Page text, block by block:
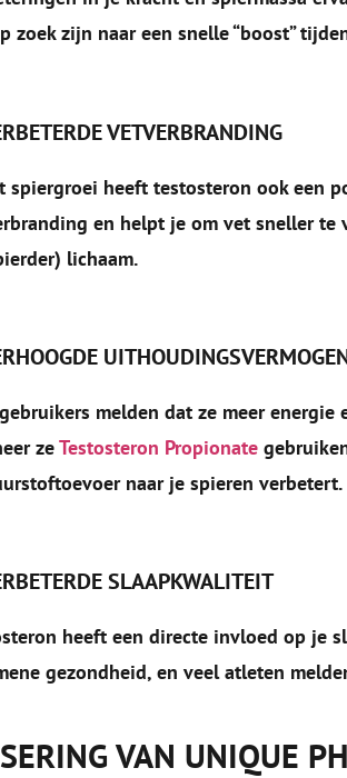
zoek zijn naar een snelle “boost”
VETVERBRANDING
spiergroei heeft testosteron ook een
en helpt je om vet sneller
lichaam.
melden dat ze meer
zeTestosteron Propionate
naar je spieren verbetert.
SLAAPKWALITEIT
heeft een directe invloed op je
gezondheid, en veel atleten
VAN UNIQUE